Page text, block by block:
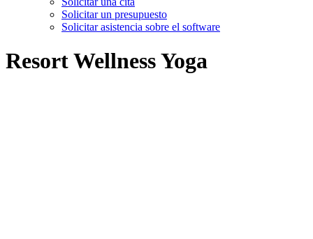
Solicitar un presupuesto
Solicitar asistencia sobre el software
Resort Wellness Yoga